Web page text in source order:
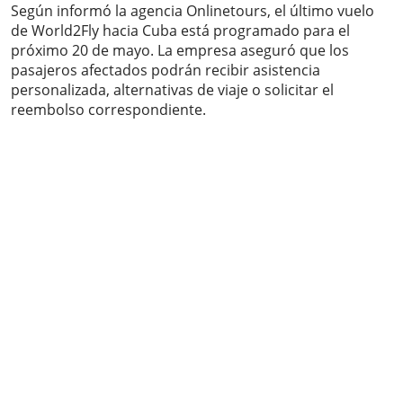
Según informó la agencia Onlinetours, el último vuelo
de World2Fly hacia Cuba está programado para el
próximo 20 de mayo. La empresa aseguró que los
pasajeros afectados podrán recibir asistencia
personalizada, alternativas de viaje o solicitar el
reembolso correspondiente.